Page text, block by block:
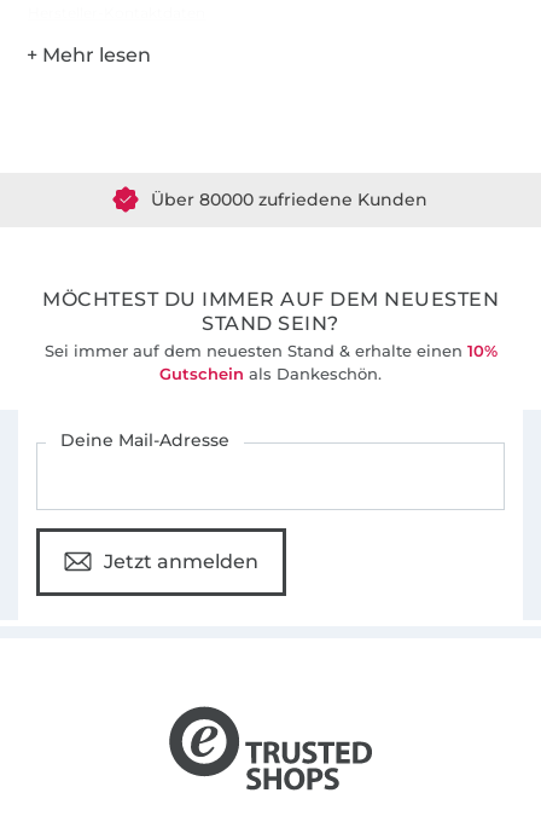
MÖCHTEST DU IMMER AUF DEM NEUESTEN
STAND SEIN?
Sei immer auf dem neuesten Stand & erhalte einen 10%
Gutschein als Dankeschön.
Deine Mail-Adresse
Jetzt anmelden